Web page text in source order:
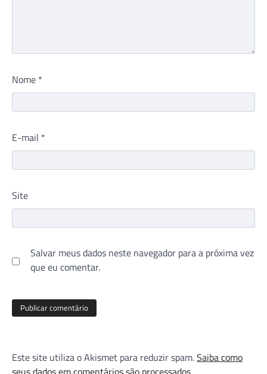
Nome *
E-mail *
Site
Salvar meus dados neste navegador para a próxima vez
que eu comentar.
Este site utiliza o Akismet para reduzir spam.Saiba como